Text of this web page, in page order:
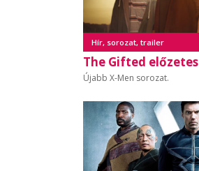
Hír, sorozat, trailer
The Gifted előzetes
Újabb X-Men sorozat.